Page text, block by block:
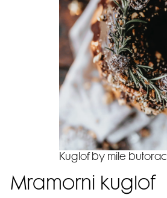
Kuglof by mile butorac
Mramorni kuglof